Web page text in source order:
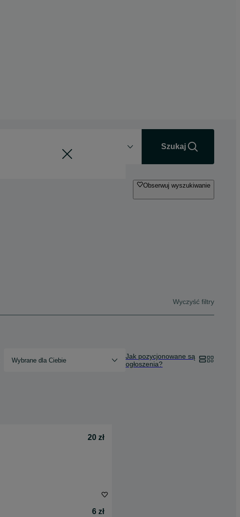
Szukaj
Obserwuj wyszukiwanie
Wyczyść filtry
Wybrane dla Ciebie
Jak pozycjonowane są
ogłoszenia?
20 zł
6 zł